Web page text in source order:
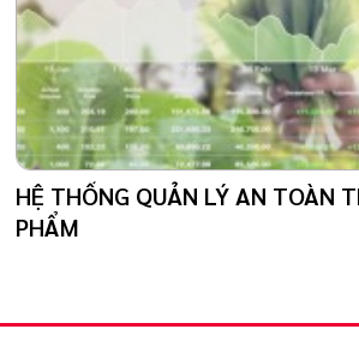
HỆ THỐNG QUẢN LÝ AN TOÀN
PHẨM